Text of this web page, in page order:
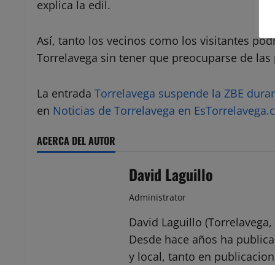
explica la edil.
Así, tanto los vecinos como los visitantes
Torrelavega sin tener que preocuparse de
La entrada Torrelavega suspende la ZBE
en Noticias de Torrelavega en
ACERCA DEL AUTOR
David Laguillo
Administrator
David Laguillo
Desde hace años ha
y local, tanto en